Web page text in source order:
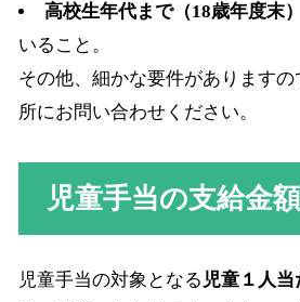
高校生年代まで（18歳年度末
いること。
その他、細かな要件があります
所にお問い合わせください。
児童手当の支給金
児童手当の対象となる 児童１人